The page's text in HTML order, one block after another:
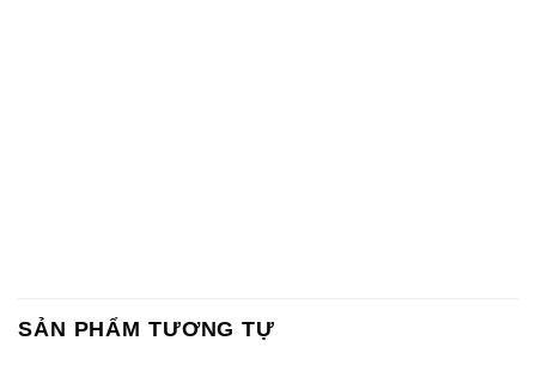
SẢN PHẨM TƯƠNG TỰ